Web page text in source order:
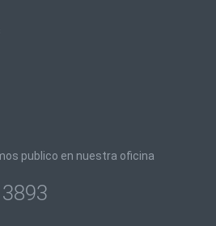
publico en nuestra oficina